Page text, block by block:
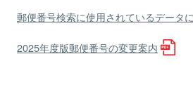
郵便番号検索に使用されているデータ
2025年度版郵便番号の変更案内